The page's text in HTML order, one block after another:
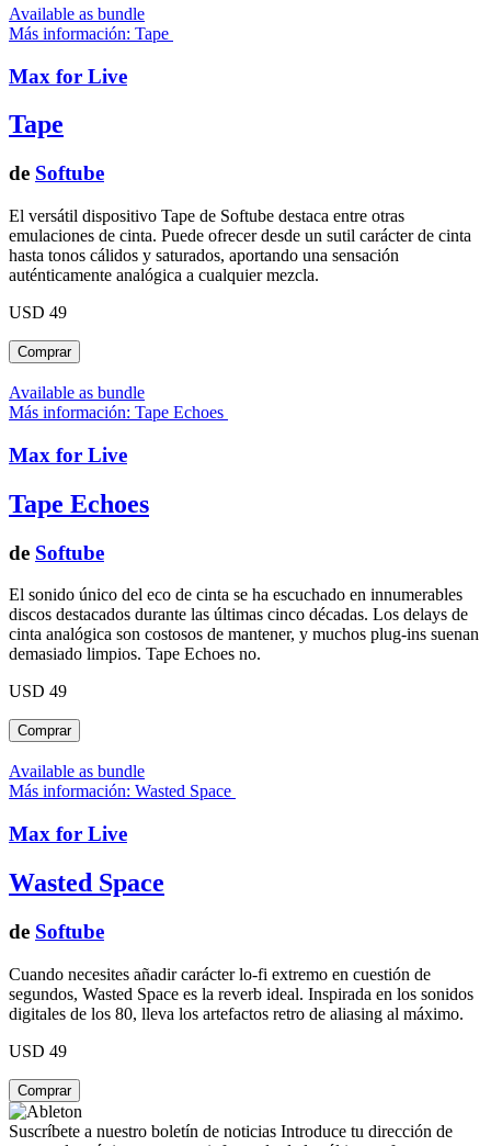
Available as bundle
Más información: Tape
Max for Live
Tape
de Softube
El versátil dispositivo Tape de Softube destaca entre otras
emulaciones de cinta. Puede ofrecer desde un sutil carácter de cinta
hasta tonos cálidos y saturados, aportando una sensación
auténticamente analógica a cualquier mezcla.
USD 49
Available as bundle
Más información: Tape Echoes
Max for Live
Tape Echoes
de Softube
El sonido único del eco de cinta se ha escuchado en innumerables
discos destacados durante las últimas cinco décadas. Los delays de
cinta analógica son costosos de mantener, y muchos plug-ins suenan
demasiado limpios. Tape Echoes no.
USD 49
Available as bundle
Más información: Wasted Space
Max for Live
Wasted Space
de Softube
Cuando necesites añadir carácter lo-fi extremo en cuestión de
segundos, Wasted Space es la reverb ideal. Inspirada en los sonidos
digitales de los 80, lleva los artefactos retro de aliasing al máximo.
USD 49
Suscríbete a nuestro boletín de noticias Introduce tu dirección de